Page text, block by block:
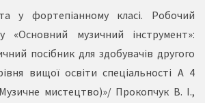
у фортепіанному класі. Робочий
музичний інструмент»:
посібник для здобувачів другого
вищої освіти спеціальності А 4
мистецтво)»/ Прокопчук В. І.,